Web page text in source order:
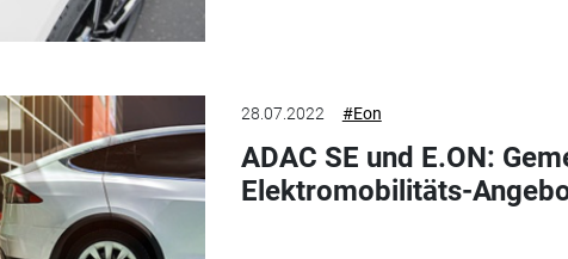
28.07.2022 #Eon
ADAC SE und E.ON:
Elektromobilitäts-